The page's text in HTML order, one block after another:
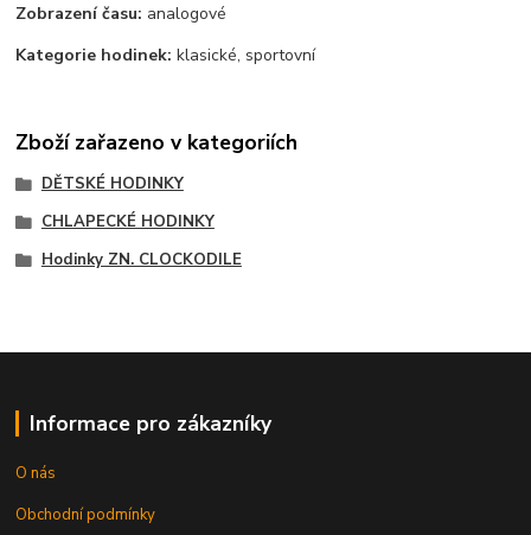
Zobrazení času: analogové
Kategorie hodinek: klasické, sportovní
Zboží zařazeno v kategoriích
DĚTSKÉ HODINKY
CHLAPECKÉ HODINKY
Hodinky ZN. CLOCKODILE
Informace pro zákazníky
O nás
Obchodní podmínky